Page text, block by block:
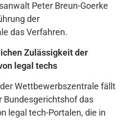
Peter Breun-Goerke
der
das Verfahren.
Zulässigkeit der
legal techs
Wettbewerbszentrale fällt
Bundesgerichtshof das
legal tech-Portalen, die in